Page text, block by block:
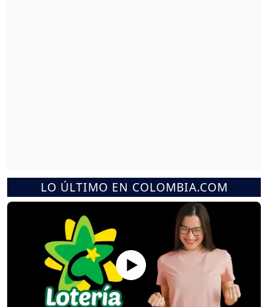
LO ÚLTIMO EN COLOMBIA.COM